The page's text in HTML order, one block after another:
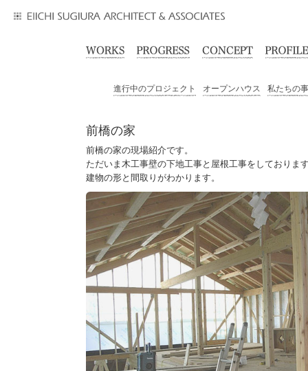
進行中のプロジェクト オープンハウス 私たちの
前橋の家
前橋の家の現場紹介です。
ただいま木工事壁の下地工事と屋根工事をしておりま
建物の形と間取りがわかります。